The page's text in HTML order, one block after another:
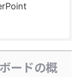
ードの概